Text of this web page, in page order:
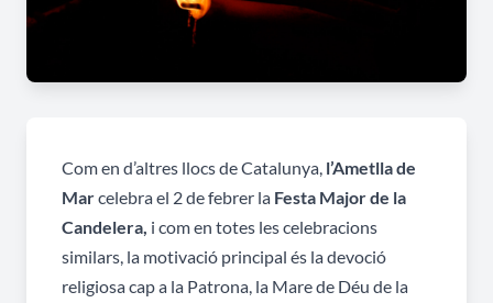
Com en d’altres llocs de Catalunya, l’Ametlla de
Marcelebra el 2 de febrer la Festa Major de la
Candelera, i com en totes les celebracions
similars, la motivació principal és la devoció
religiosa cap a la Patrona, la Mare de Déu de la